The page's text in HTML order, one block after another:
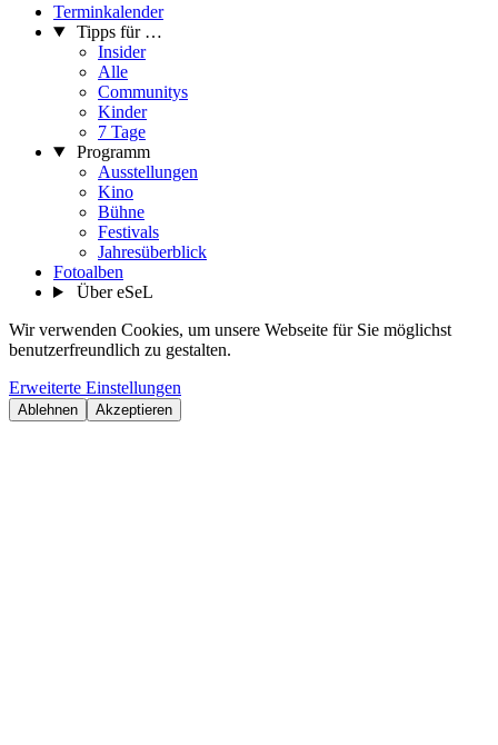
Terminkalender
Tipps für …
Insider
Alle
Communitys
Kinder
7 Tage
Programm
Ausstellungen
Kino
Bühne
Festivals
Jahresüberblick
Fotoalben
Über eSeL
Wir verwenden Cookies, um unsere Webseite für Sie möglichst
benutzerfreundlich zu gestalten.
Erweiterte Einstellungen
Ablehnen Akzeptieren